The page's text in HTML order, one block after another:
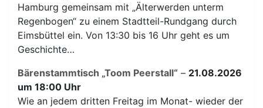
Hamburg gemeinsam mit „Älterwerden unterm
Regenbogen“ zu einem Stadtteil-Rundgang durch
Eimsbüttel ein. Von 13:30 bis 16 Uhr geht es um
Geschichte…
Bärenstammtisch „Toom Peerstall“ – 21.08.2026
um 18:00 Uhr
Wie an jedem dritten Freitag im Monat- wieder der